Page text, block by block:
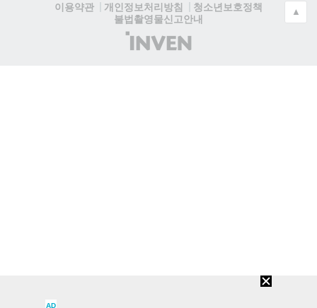
이용약관
개인정보처리방침
청소년보호정책
불법촬영물신고안내
(주)
인
▲
AD